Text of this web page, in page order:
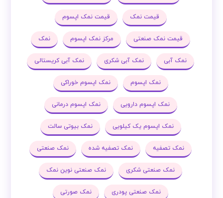
قیمت نمک قیمت نمک اپسوم
قیمت نمک صنعتی مرکز نمک اپسوم نمک
نمک آبی نمک آبی شکری نمک آبی کریستالی
نمک اپسوم نمک اپسوم خوراکی
نمک اپسوم دارویی نمک اپسوم درمانی
نمک اپسوم یک کیلویی نمک بیوتی سالت
نمک تصفیه نمک تصفیه شده نمک صنعتی
نمک صنعتی شکری نمک صنعتی نوین نمک
نمک صنعتی پودری نمک صورتی